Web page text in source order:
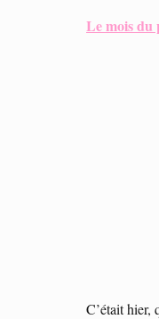
Le mois
C’était hier,